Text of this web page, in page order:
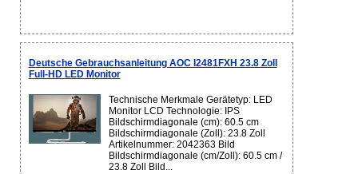
Deutsche Gebrauchsanleitung AOC I2481FXH 23.8 Zoll
Full-HD LED Monitor
Technische Merkmale Gerätetyp: LED
Monitor LCD Technologie: IPS
Bildschirmdiagonale (cm): 60.5 cm
Bildschirmdiagonale (Zoll): 23.8 Zoll
Artikelnummer: 2042363 Bild
Bildschirmdiagonale (cm/Zoll): 60.5 cm /
23.8 Zoll Bild...